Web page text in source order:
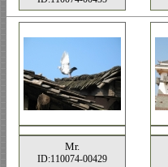
Mr.
ID:110074-00429